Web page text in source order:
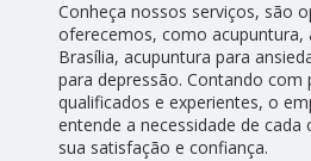
Conheça nossos serviços, são
oferecemos, como acupuntura,
Brasília, acupuntura para
para depressão. Contando com
qualificados e experientes, o
entende a necessidade de cada
sua satisfação e confiança.